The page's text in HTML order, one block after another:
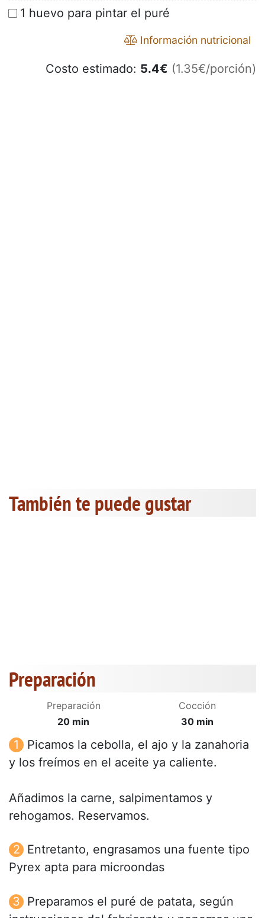
1 huevo para pintar el puré
Información nutricional
Costo estimado: 5.4€ (1.35€/porción)
También te puede gustar
Preparación
Preparación
20 min
Cocción
30 min
Picamos la cebolla, el ajo y la zanahoria
y los freímos en el aceite ya caliente.
Añadimos la carne, salpimentamos y
rehogamos. Reservamos.
Entretanto, engrasamos una fuente tipo
Pyrex apta para microondas
Preparamos el puré de patata, según